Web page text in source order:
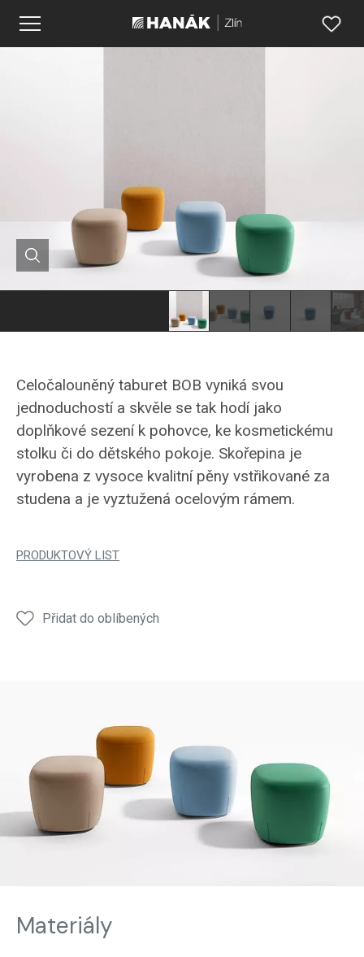
Celočalouněný taburet BOB vyniká svou
jednoduchostí a skvěle se tak hodí jako
doplňkové sezení k pohovce, ke kosmetickému
stolku či do dětského pokoje. Skořepina je
vyrobena z vysoce kvalitní pěny vstřikované za
studena a je vyztužená ocelovým rámem.
PRODUKTOVÝ LIST
Přidat do oblíbených
Materiály